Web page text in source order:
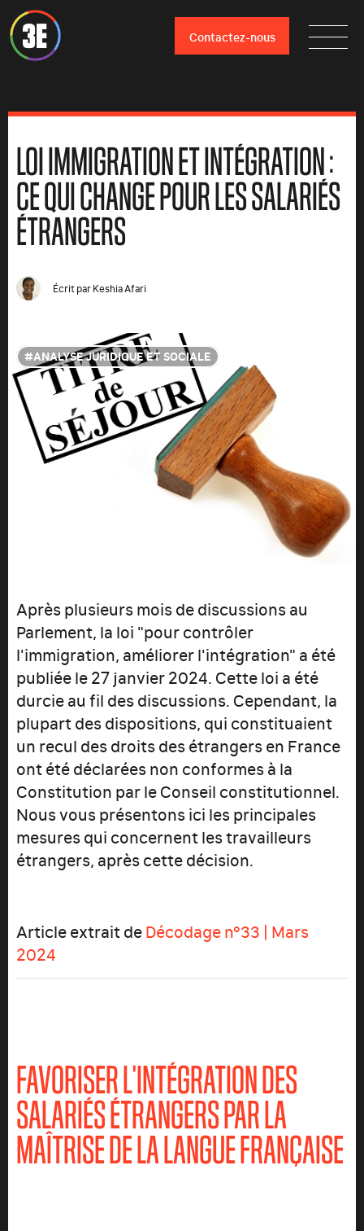
Contactez-nous
LOI IMMIGRATION ET INTÉGRATION :
CE QUI CHANGE POUR LES SALARIÉS
ÉTRANGERS
Écrit parKeshia Afari
ANALYSE JURIDIQUE ET SOCIALE
Après plusieurs mois de discussions au
Parlement, la loi "pour contrôler
l'immigration, améliorer l'intégration" a été
publiée le 27 janvier 2024. Cette loi a été
durcie au fil des discussions. Cependant, la
plupart des dispositions, qui constituaient
un recul des droits des étrangers en France
ont été déclarées non conformes à la
Constitution par le Conseil constitutionnel.
Nous vous présentons ici les principales
mesures qui concernent les travailleurs
étrangers, après cette décision.
Article extrait deDécodage n°33 | Mars
2024
FAVORISER L'INTÉGRATION DES
SALARIÉS ÉTRANGERS PAR LA
MAÎTRISE DE LA LANGUE FRANÇAISE